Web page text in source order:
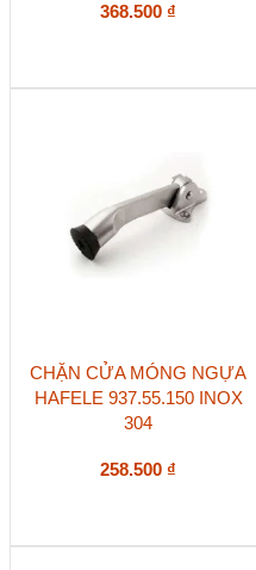
368.500 ₫
CHẶN CỬA MÓNG NGỰA
HAFELE 937.55.150 INOX
304
258.500 ₫